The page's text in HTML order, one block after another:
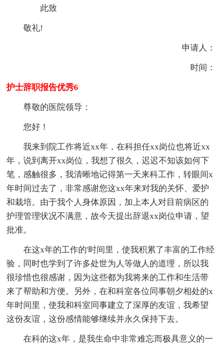
此致
敬礼!
申请人：
时间：
护士辞职报告优秀6
尊敬的医院领导：
您好！
我来到院工作将近xx年，在科担任xx岗位也将近xx
年，说到离开xx岗位，我想了很久，迟迟不知该如何下
笔，感触很多，我清晰地记得第一天来科工作，转眼间x
年时间过去了，非常感谢您这xx年来对我的关怀、爱护
和栽培。由于我个人身体原因，加上本人对目前病区的
护理管理状况不满意，故今天提出辞退xx岗位申请，望
批准。
在这x年的工作的'时间里，使我积累了丰富的工作经
验，同时也学到了许多处世为人等做人的道理，所以我
很珍惜也很感谢，因为这些都为我将来的工作和生活带
来了帮助和方便。另外，在和科室各位同事朝夕相处的x
年时间里，使我和科室同事建立了深厚的友谊，我希望
这份友谊，这份感情能够继续并永久保持下去。
在科的这x年，是我生命中非常难忘而极具意义的一